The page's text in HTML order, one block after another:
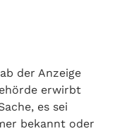
der Anzeige
erwirbt
es sei
bekannt oder